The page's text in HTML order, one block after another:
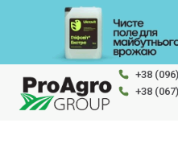
+38
+38